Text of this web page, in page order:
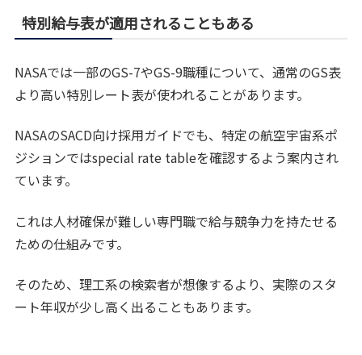
特別給与表が適用されることもある
NASAでは一部のGS-7やGS-9職種について、通常のGS表
より高い特別レート表が使われることがあります。
NASAのSACD向け採用ガイドでも、特定の航空宇宙系ポ
ジションではspecial rate tableを確認するよう案内され
ています。
これは人材確保が難しい専門職で給与競争力を持たせる
ための仕組みです。
そのため、理工系の検索者が想像するより、実際のスタ
ート年収が少し高く出ることもあります。